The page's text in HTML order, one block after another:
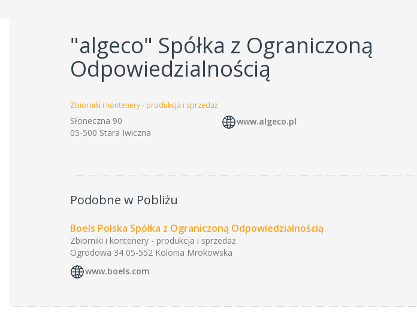
"algeco" Spółka z Ograniczoną
Odpowiedzialnością
Zbiorniki i kontenery - produkcja i sprzedaż
Słoneczna 90
05-500 Stara Iwiczna
www.algeco.pl
Podobne w Pobliżu
Boels Polska Spółka z Ograniczoną Odpowiedzialnością
Zbiorniki i kontenery - produkcja i sprzedaż
Ogrodowa 34 05-552 Kolonia Mrokowska
www.boels.com